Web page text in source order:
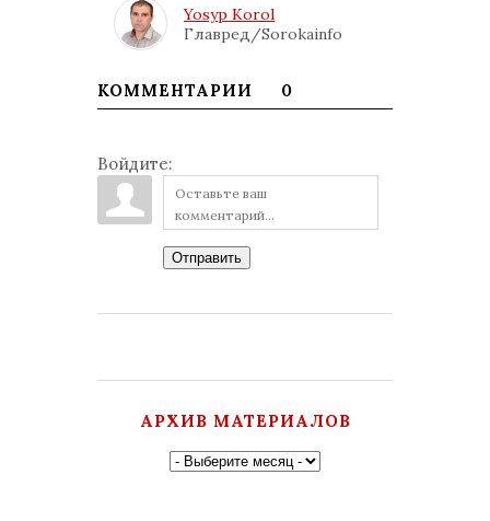
Yosyp Korol
Главред/Sorokainfo
КОММЕНТАРИИ 0
Войдите:
Отправить
АРХИВ МАТЕРИАЛОВ